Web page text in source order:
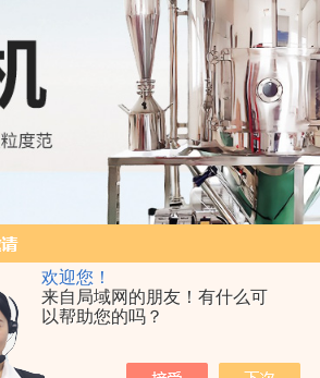
欢迎您！
来自局域网的朋友！有什么可
以帮助您的吗？